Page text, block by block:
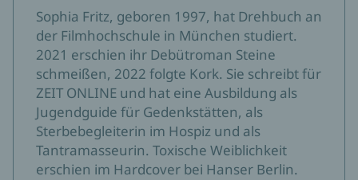
Sophia Fritz, geboren 1997, hat Drehbuch an
der Filmhochschule in München studiert.
2021 erschien ihr Debütroman Steine
schmeißen, 2022 folgte Kork. Sie schreibt für
ZEIT ONLINE und hat eine Ausbildung als
Jugendguide für Gedenkstätten, als
Sterbebegleiterin im Hospiz und als
Tantramasseurin. Toxische Weiblichkeit
erschien im Hardcover bei Hanser Berlin.